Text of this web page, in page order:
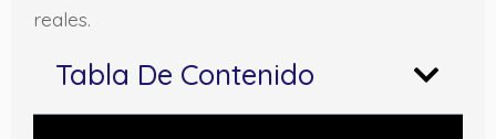
reales.
Tabla De Contenido